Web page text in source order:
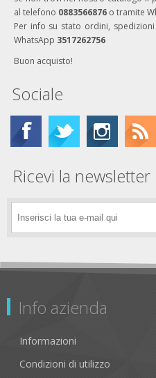
al telefono 0883566876 o tramite
Per info su stato ordini,
WhatsApp 3517262756
Buon acquisto!
Sociale
Ricevi la newsletter
Info azienda
Informazioni
Condizioni di utilizzo